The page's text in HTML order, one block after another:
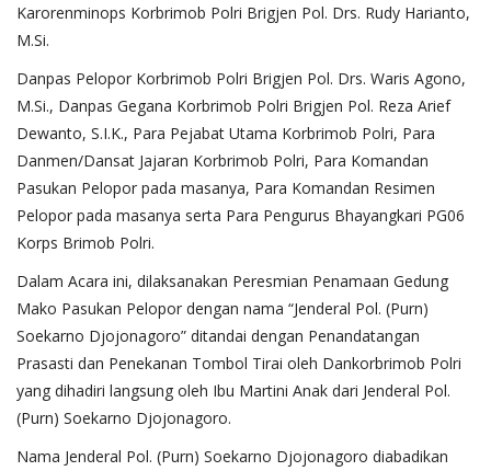
Karorenminops Korbrimob Polri Brigjen Pol. Drs. Rudy Harianto,
M.Si.
Danpas Pelopor Korbrimob Polri Brigjen Pol. Drs. Waris Agono,
M.Si., Danpas Gegana Korbrimob Polri Brigjen Pol. Reza Arief
Dewanto, S.I.K., Para Pejabat Utama Korbrimob Polri, Para
Danmen/Dansat Jajaran Korbrimob Polri, Para Komandan
Pasukan Pelopor pada masanya, Para Komandan Resimen
Pelopor pada masanya serta Para Pengurus Bhayangkari PG06
Korps Brimob Polri.
Dalam Acara ini, dilaksanakan Peresmian Penamaan Gedung
Mako Pasukan Pelopor dengan nama “Jenderal Pol. (Purn)
Soekarno Djojonagoro” ditandai dengan Penandatangan
Prasasti dan Penekanan Tombol Tirai oleh Dankorbrimob Polri
yang dihadiri langsung oleh Ibu Martini Anak dari Jenderal Pol.
(Purn) Soekarno Djojonagoro.
Nama Jenderal Pol. (Purn) Soekarno Djojonagoro diabadikan